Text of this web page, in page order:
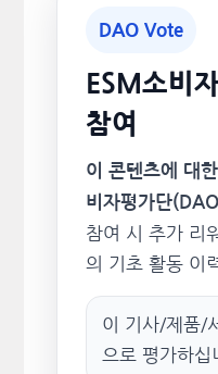
DAO Vote
ESM소비
참여
이 콘텐츠에 대
비자평가단
참여 시 추가 리
의 기초 활동 이
이 기사/제품/
으로 평가하십